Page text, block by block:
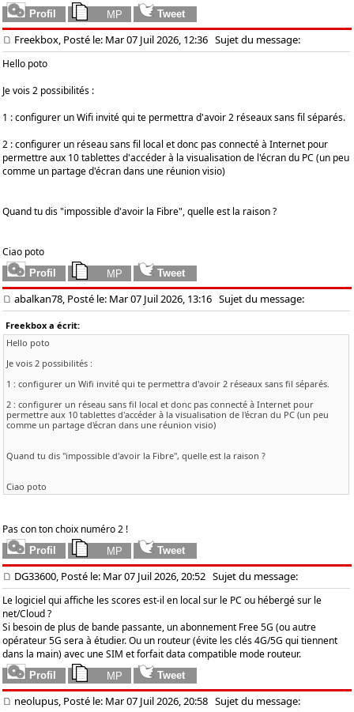
Freekbox, Posté le: Mar 07 Juil 2026, 12:36 Sujet du message:
Hello poto
Je vois 2 possibilités :
1 : configurer un Wifi invité qui te permettra d'avoir 2 réseaux sans fil séparés.
2 : configurer un réseau sans fil local et donc pas connecté à Internet pour
permettre aux 10 tablettes d'accéder à la visualisation de l'écran du PC (un peu
comme un partage d'écran dans une réunion visio)
Quand tu dis "impossible d'avoir la Fibre", quelle est la raison ?
Ciao poto
abalkan78, Posté le: Mar 07 Juil 2026, 13:16 Sujet du message:
Freekbox a écrit:
Hello poto
Je vois 2 possibilités :
1 : configurer un Wifi invité qui te permettra d'avoir 2 réseaux sans fil séparés.
2 : configurer un réseau sans fil local et donc pas connecté à Internet pour
permettre aux 10 tablettes d'accéder à la visualisation de l'écran du PC (un peu
comme un partage d'écran dans une réunion visio)
Quand tu dis "impossible d'avoir la Fibre", quelle est la raison ?
Ciao poto
Pas con ton choix numéro 2 !
DG33600, Posté le: Mar 07 Juil 2026, 20:52 Sujet du message:
Le logiciel qui affiche les scores est-il en local sur le PC ou hébergé sur le
net/Cloud ?
Si besoin de plus de bande passante, un abonnement Free 5G (ou autre
opérateur 5G sera à étudier. Ou un routeur (évite les clés 4G/5G qui tiennent
dans la main) avec une SIM et forfait data compatible mode routeur.
neolupus, Posté le: Mar 07 Juil 2026, 20:58 Sujet du message: